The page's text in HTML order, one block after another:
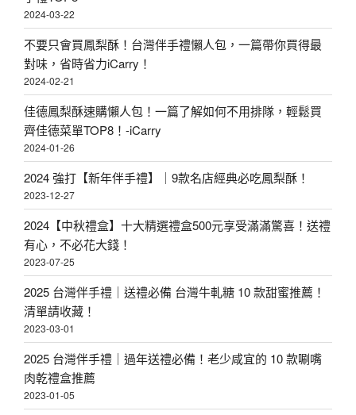
2024-03-22
不要只會買鳳梨酥！台灣伴手禮懶人包，一篇帶你買得最
對味，省時省力iCarry！
2024-02-21
佳德鳳梨酥速購懶人包！一篇了解如何不用排隊，輕鬆買
齊佳德菜單TOP8！-iCarry
2024-01-26
2024 強打【新年伴手禮】｜9款名店經典必吃鳳梨酥！
2023-12-27
2024【中秋禮盒】十大精選禮盒500元享受滿滿驚喜！送禮
有心，不必花大錢！
2023-07-25
2025 台灣伴手禮｜送禮必備 台灣牛軋糖 10 款甜蜜推薦！
清單請收藏！
2023-03-01
2025 台灣伴手禮｜過年送禮必備！老少咸宜的 10 款唰嘴
肉乾禮盒推薦
2023-01-05